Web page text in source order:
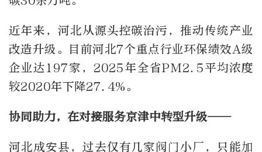
近年来，河北从源头控碳治污，推动传统产业
改造升级。目前河北7个重点行业环保绩效A级
企业达197家，2025年全省PM2.5平均浓度
较2020年下降27.4%。
协同助力，在对接服务京津中转型升级——
河北成安县，过去仅有几家阀门小厂，只能加